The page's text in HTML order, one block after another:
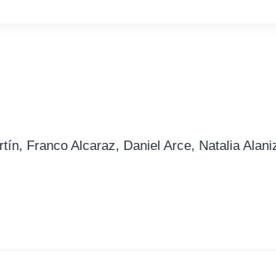
Franco Alcaraz, Daniel Arce, Natalia